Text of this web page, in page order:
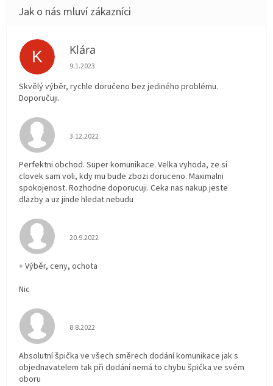
K Klára
Hodnocení obchodu je 5 z 5 hvězdiček.
9.1.2023
Skvělý výběr, rychle doručeno bez jediného problému.
Doporučuji.
Hodnocení obchodu je 5 z 5 hvězdiček.
3.12.2022
Perfektni obchod. Super komunikace. Velka vyhoda, ze si
clovek sam voli, kdy mu bude zbozi doruceno. Maximalni
spokojenost. Rozhodne doporucuji. Ceka nas nakup jeste
dlazby a uz jinde hledat nebudu
Hodnocení obchodu je 5 z 5 hvězdiček.
20.9.2022
+ Výběr, ceny, ochota
Nic
Hodnocení obchodu je 5 z 5 hvězdiček.
8.8.2022
Absolutní špička ve všech směrech dodání komunikace jak s
objednavatelem tak při dodání nemá to chybu špička ve svém
oboru